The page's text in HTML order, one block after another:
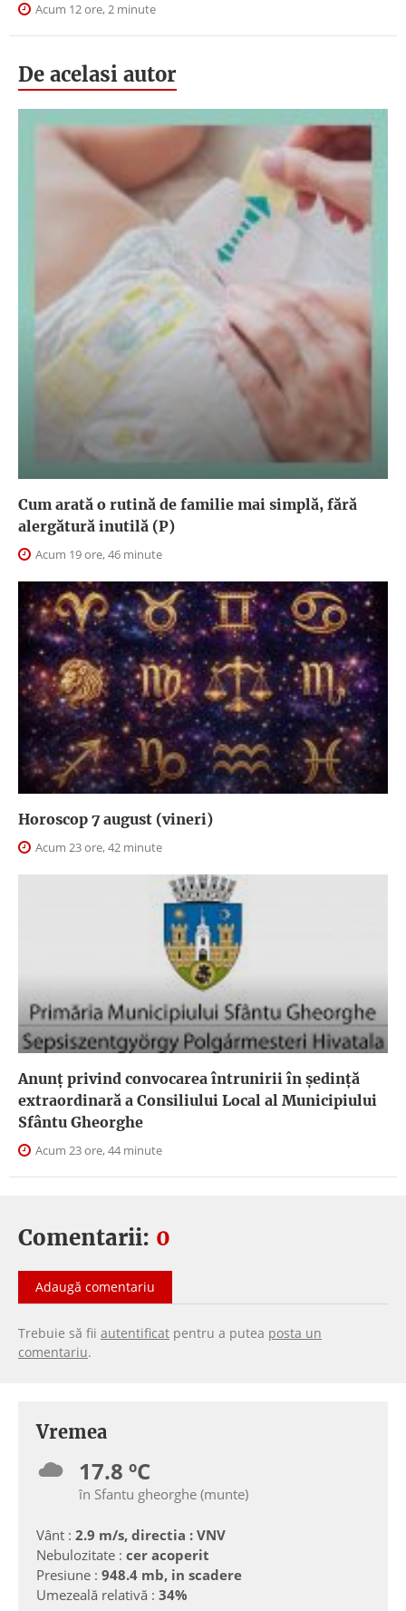
Acum 12 ore, 2 minute
De acelasi autor
Cum arată o rutină de familie mai simplă, fără
alergătură inutilă (P)
Acum 19 ore, 46 minute
Horoscop 7 august (vineri)
Acum 23 ore, 42 minute
Anunţ privind convocarea întrunirii în şedinţă
extraordinară a Consiliului Local al Municipiului
Sfântu Gheorghe
Acum 23 ore, 44 minute
Comentarii: 0
Adaugă comentariu
Trebuie să fii autentificat pentru a putea posta un
comentariu.
Vremea
17.8 ºC
în Sfantu gheorghe (munte)
Vânt : 2.9 m/s, directia : VNV
Nebulozitate : cer acoperit
Presiune : 948.4 mb, in scadere
Umezeală relativă : 34%